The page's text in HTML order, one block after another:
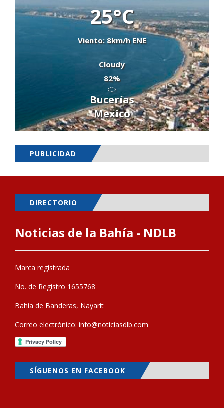
25°C
Viento: 8km/h ENE
Cloudy
82%
Bucerías
Mexico
PUBLICIDAD
DIRECTORIO
Noticias de la Bahía - NDLB
Marca registrada
No. de Registro 1655768
Bahía de Banderas, Nayarit
Correo electrónico: info@noticiasdlb.com
SÍGUENOS EN FACEBOOK